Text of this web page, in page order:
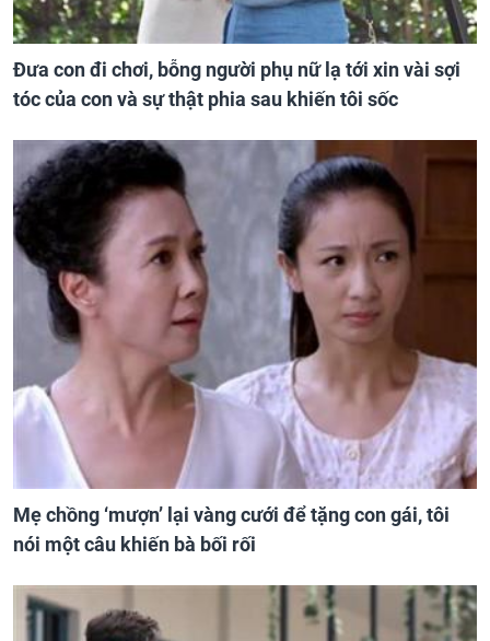
Đưa con đi chơi, bỗng người phụ nữ lạ tới xin vài sợi
tóc của con và sự thật phia sau khiến tôi sốc
Mẹ chồng ‘mượn’ lại vàng cưới để tặng con gái, tôi
nói một câu khiến bà bối rối